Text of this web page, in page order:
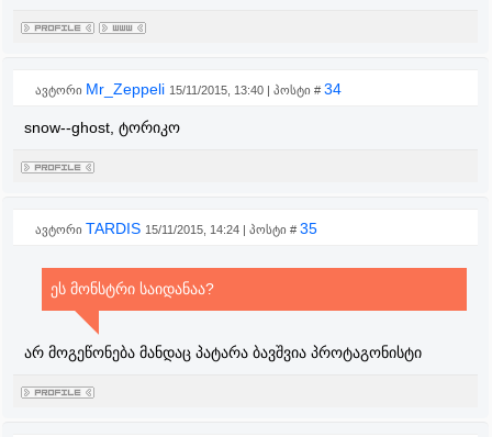
ავტორი Mr_Zeppeli 15/11/2015, 13:40 | პოსტი # 34
snow--ghost, ტორიკო
ავტორი TARDIS 15/11/2015, 14:24 | პოსტი # 35
ეს მონსტრი საიდანაა?
არ მოგეწონება მანდაც პატარა ბავშვია პროტაგონისტი